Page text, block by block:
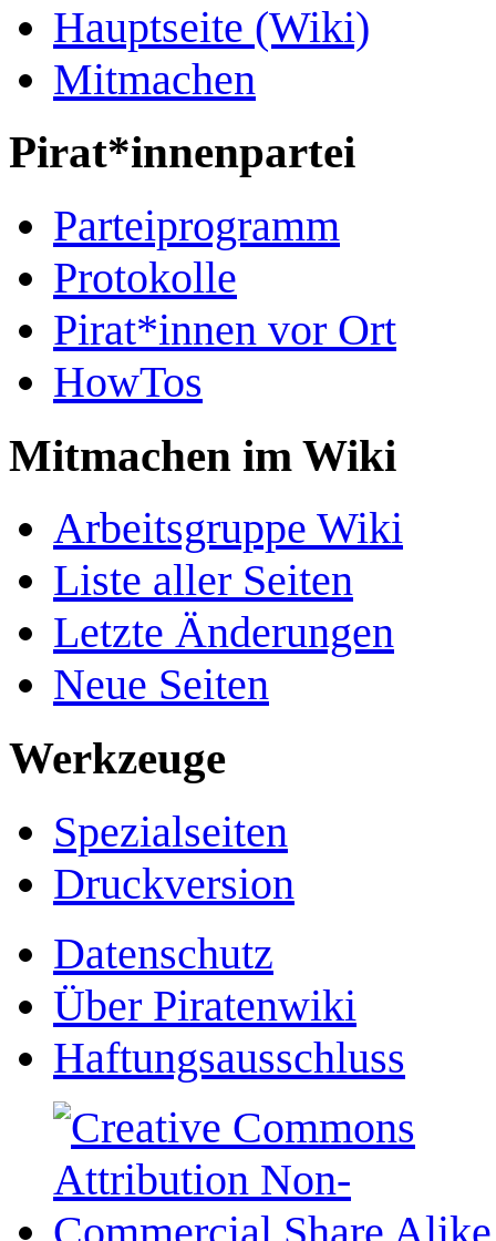
Hauptseite (Wiki)
Mitmachen
Pirat*innenpartei
Parteiprogramm
Protokolle
Pirat*innen vor Ort
HowTos
Mitmachen im Wiki
Arbeitsgruppe Wiki
Liste aller Seiten
Letzte Änderungen
Neue Seiten
Werkzeuge
Spezialseiten
Druckversion
Datenschutz
Über Piratenwiki
Haftungsausschluss